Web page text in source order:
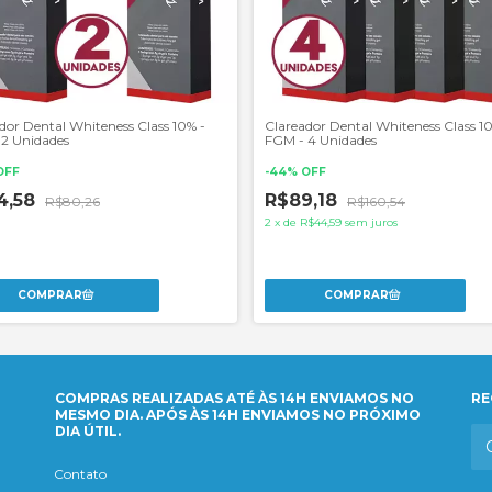
Dental Whiteness Class 10% -
Unidades
R$80,26
Clareador Dental Whiteness Class
FGM - 4 Unidades
-44% OFF
R$89,18 R$160,54
2 x de R$44,59 sem juros
COMPRAS REALIZADAS ATÉ ÀS 14H ENVIAMOS NO
MESMO DIA. APÓS ÀS 14H ENVIAMOS NO PRÓXIMO
DIA ÚTIL.
Contato